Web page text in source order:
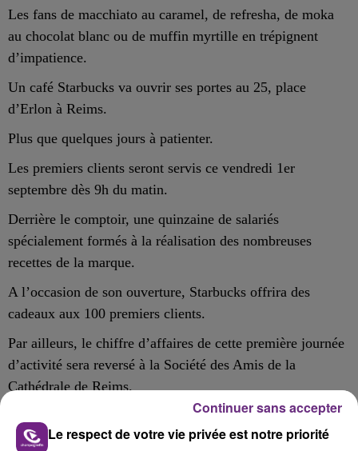
Les fans de macchiato au caramel, de refresha, de moka
au chocolat blanc ou de muffin myrtille en trépignent
d’impatience.
Un café Starbucks va ouvrir ses portes au 25, place
d’Erlon à Reims.
Plus que quelques jours à patienter.
Les premiers clients seront servis ce vendredi 1er
septembre dès 9h du matin.
Derrière le comptoir, une quinzaine de salariés
spécialement formés à la réalisation des nombreuses
recettes de la marque.
A l’occasion de son ouverture, Starbucks offrira des
cadeaux aux 100 premiers clients.
Par ailleurs, le chiffre d’affaires de cette première journée
d’activité sera reversé à la Société des Amis de la
Cathédrale de Reims.
Le respect de votre vie privée est notre priorité
Continuer sans accepter